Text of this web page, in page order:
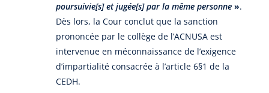
poursuivie[s] et jugée[s] par la même personne».
Dès lors, la Cour conclut que la sanction
prononcée par le collège de l’ACNUSA est
intervenue en méconnaissance de l’exigence
d’impartialité consacrée à l’article 6§1 de la
CEDH.